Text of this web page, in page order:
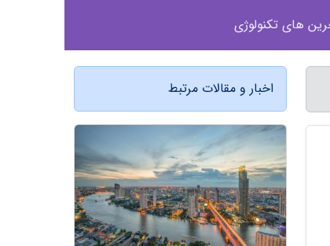
اخبار و مقالات مرتبط
های تکنولوژی